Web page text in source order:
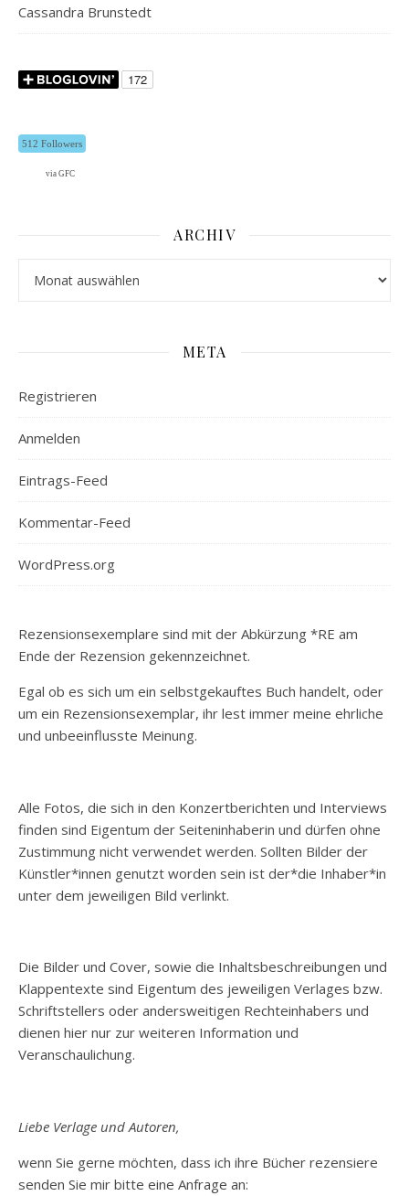
Cassandra Brunstedt
512 Followers
via GFC
ARCHIV
META
Registrieren
Anmelden
Eintrags-Feed
Kommentar-Feed
WordPress.org
Rezensionsexemplare sind mit der Abkürzung *RE am
Ende der Rezension gekennzeichnet.
Egal ob es sich um ein selbstgekauftes Buch handelt, oder
um ein Rezensionsexemplar, ihr lest immer meine ehrliche
und unbeeinflusste Meinung.
Alle Fotos, die sich in den Konzertberichten und Interviews
finden sind Eigentum der Seiteninhaberin und dürfen ohne
Zustimmung nicht verwendet werden. Sollten Bilder der
Künstler*innen genutzt worden sein ist der*die Inhaber*in
unter dem jeweiligen Bild verlinkt.
Die Bilder und Cover, sowie die Inhaltsbeschreibungen und
Klappentexte sind Eigentum des jeweiligen Verlages bzw.
Schriftstellers oder andersweitigen Rechteinhabers und
dienen hier nur zur weiteren Information und
Veranschaulichung.
Liebe Verlage und Autoren,
wenn Sie gerne möchten, dass ich ihre Bücher rezensiere
senden Sie mir bitte eine Anfrage an: